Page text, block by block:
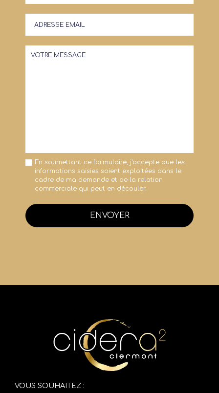
En soumettant ce formulaire, j'accepte que les
informations saisies soient exploitées dans le
cadre de ma demande et de la relation
commerciale qui peut en découler.
ENVOYER
VOUS SOUHAITEZ :